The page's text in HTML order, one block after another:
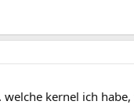
kernel ich